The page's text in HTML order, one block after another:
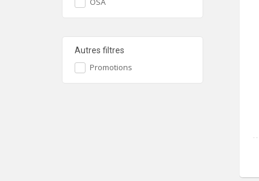
Autres filtres
Promotions